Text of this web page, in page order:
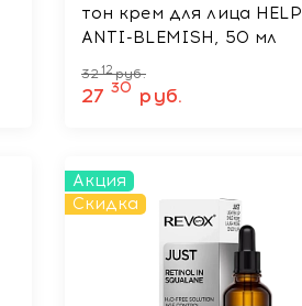
тон крем для лица HELP
ANTI-BLEMISH, 50 мл
3212 руб.
27 30 руб.
Акция
Скидка